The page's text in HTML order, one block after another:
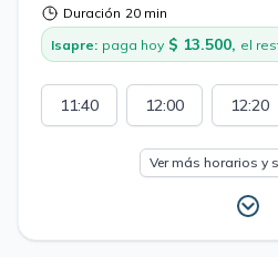
Duración 20 min
Isapre: paga hoy $ 13.500, el
11:40 12:00 12:20
Ver más horarios y